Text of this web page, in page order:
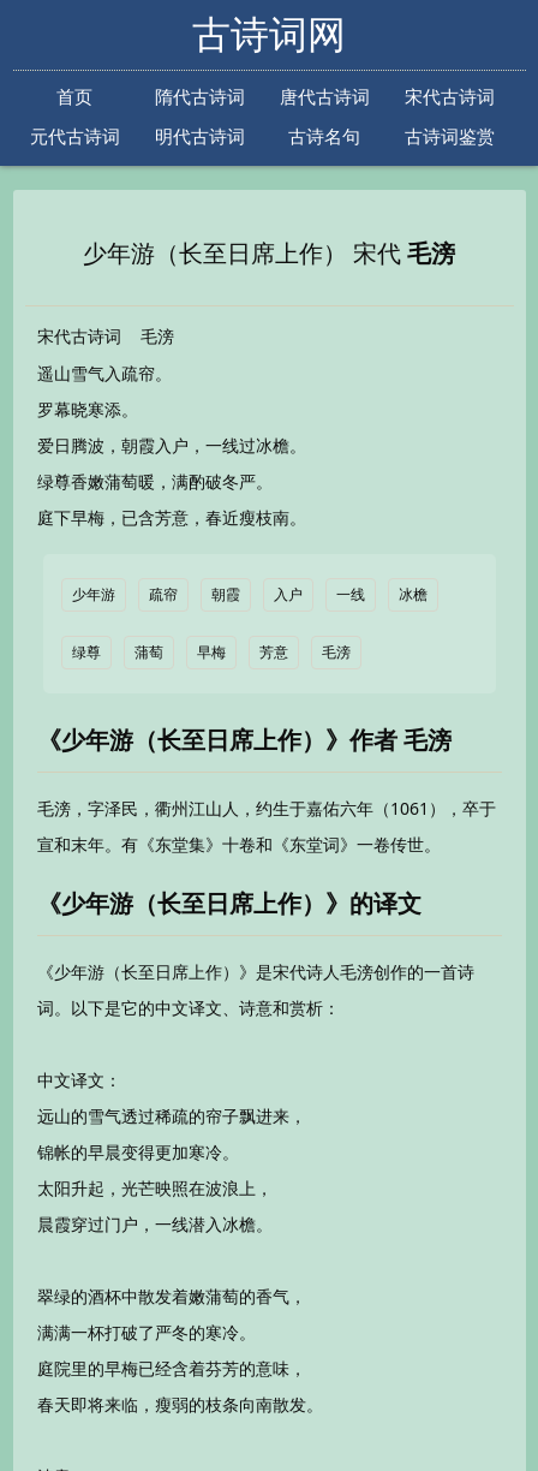
古诗词网
首页 隋代古诗词 唐代古诗词
宋代古诗词
元代古诗词
明代古诗词 古诗名句
古诗词鉴赏
少年游（长至日席上作） 宋代 毛滂
宋代古诗词 毛滂
遥山雪气入疏帘。
罗幕晓寒添。
爱日腾波，朝霞入户，一线过冰檐。
绿尊香嫩蒲萄暖，满酌破冬严。
庭下早梅，已含芳意，春近瘦枝南。
少年游 疏帘 朝霞 入户 一线 冰檐
绿尊 蒲萄 早梅 芳意 毛滂
《少年游（长至日席上作）》作者 毛滂
毛滂，字泽民，衢州江山人，约生于嘉佑六年（1061），卒于
宣和末年。有《东堂集》十卷和《东堂词》一卷传世。
《少年游（长至日席上作）》的译文
《少年游（长至日席上作）》是宋代诗人毛滂创作的一首诗
词。以下是它的中文译文、诗意和赏析：
中文译文：
远山的雪气透过稀疏的帘子飘进来，
锦帐的早晨变得更加寒冷。
太阳升起，光芒映照在波浪上，
晨霞穿过门户，一线潜入冰檐。
翠绿的酒杯中散发着嫩蒲萄的香气，
满满一杯打破了严冬的寒冷。
庭院里的早梅已经含着芬芳的意味，
春天即将来临，瘦弱的枝条向南散发。